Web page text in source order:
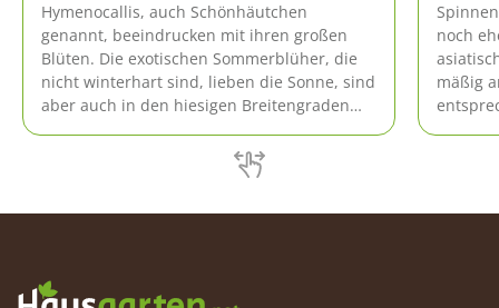
Hymenocallis, auch Schönhäutchen
genannt, beeindrucken mit ihren großen
Blüten. Die exotischen Sommerblüher, die
nicht winterhart sind, lieben die Sonne, sind
aber auch in den hiesigen Breitengraden
einfach sind. Wir verraten das Wie.
noch
mäßig